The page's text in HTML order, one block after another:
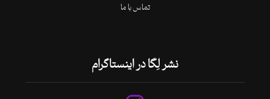
تماس با ما
نشر لِگا در اینستاگرام